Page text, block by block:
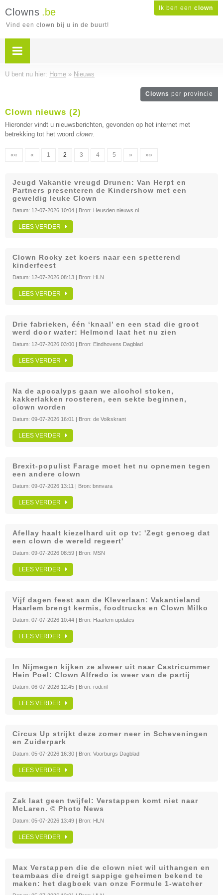
Ik ben een clown
Clowns .be
Vind een clown bij u in de buurt!
U bent nu hier: Home » Nieuws
Clowns per provincie
Clown nieuws (2)
Hieronder vindt u nieuwsberichten, gevonden op het internet met
betrekking tot het woord clown.
«« « 1 2 3 4 5 » »»
Jeugd Vakantie vreugd Drunen: Van Herpt en
Partners presenteren de Kindershow met een
geweldig leuke Clown
Datum: 12-07-2026 10:04 | Bron: Heusden.nieuws.nl
LEES VERDER
Clown Rocky zet koers naar een spetterend
kinderfeest
Datum: 12-07-2026 08:13 | Bron: HLN
LEES VERDER
Drie fabrieken, één ‘knaal’ en een stad die groot
werd door water: Helmond laat het nu zien
Datum: 12-07-2026 03:00 | Bron: Eindhovens Dagblad
LEES VERDER
Na de apocalyps gaan we alcohol stoken,
kakkerlakken roosteren, een sekte beginnen,
clown worden
Datum: 09-07-2026 16:01 | Bron: de Volkskrant
LEES VERDER
Brexit-populist Farage moet het nu opnemen tegen
een andere clown
Datum: 09-07-2026 13:11 | Bron: bnnvara
LEES VERDER
Afellay haalt kiezelhard uit op tv: 'Zegt genoeg dat
een clown de wereld regeert'
Datum: 09-07-2026 08:59 | Bron: MSN
LEES VERDER
Vijf dagen feest aan de Kleverlaan: Vakantieland
Haarlem brengt kermis, foodtrucks en Clown Milko
Datum: 07-07-2026 10:44 | Bron: Haarlem updates
LEES VERDER
In Nijmegen kijken ze alweer uit naar Castricummer
Hein Poel: Clown Alfredo is weer van de partij
Datum: 06-07-2026 12:45 | Bron: rodi.nl
LEES VERDER
Circus Up strijkt deze zomer neer in Scheveningen
en Zuiderpark
Datum: 05-07-2026 16:30 | Bron: Voorburgs Dagblad
LEES VERDER
Zak laat geen twijfel: Verstappen komt niet naar
McLaren. © Photo News
Datum: 05-07-2026 13:49 | Bron: HLN
LEES VERDER
Max Verstappen die de clown niet wil uithangen en
teambaas die dreigt sappige geheimen bekend te
maken: het dagboek van onze Formule 1-watcher